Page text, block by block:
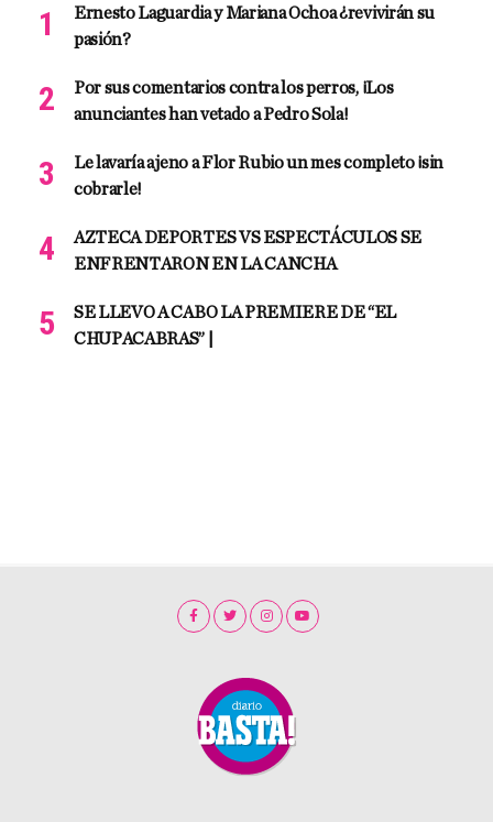
Ernesto Laguardia y Mariana Ochoa ¿revivirán su
pasión?
Por sus comentarios contra los perros, ¡Los
anunciantes han vetado a Pedro Sola!
Le lavaría ajeno a Flor Rubio un mes completo ¡sin
cobrarle!
AZTECA DEPORTES VS ESPECTÁCULOS SE
ENFRENTARON EN LA CANCHA
SE LLEVO A CABO LA PREMIERE DE “EL
CHUPACABRAS” |